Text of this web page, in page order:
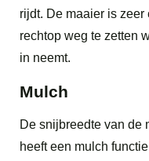
rijdt. De maaier is
rechtop weg te zetten
in neemt.
Mulch
De snijbreedte van de
heeft een mulch